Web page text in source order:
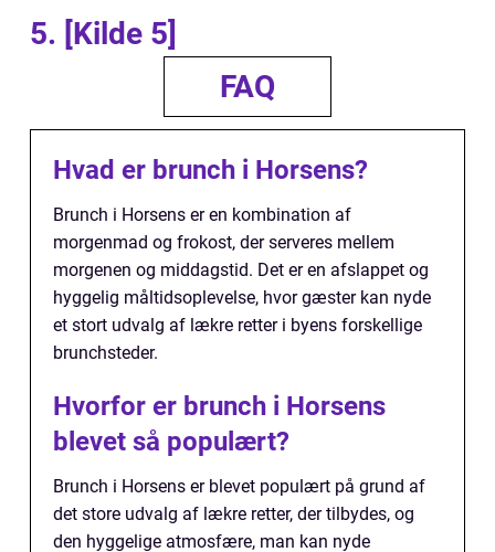
5. [Kilde 5]
FAQ
Hvad er brunch i Horsens?
Brunch i Horsens er en kombination af
morgenmad og frokost, der serveres mellem
morgenen og middagstid. Det er en afslappet og
hyggelig måltidsoplevelse, hvor gæster kan nyde
et stort udvalg af lækre retter i byens forskellige
brunchsteder.
Hvorfor er brunch i Horsens
blevet så populært?
Brunch i Horsens er blevet populært på grund af
det store udvalg af lækre retter, der tilbydes, og
den hyggelige atmosfære, man kan nyde